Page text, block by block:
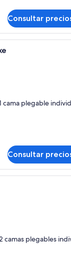
Consultar
Una
cama plegable
Consultar
Una
camas plegables